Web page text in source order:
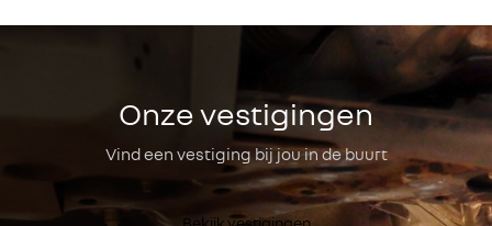
Onze vestigingen
Vind een vestiging bij jou in de buurt
Bekijk vestigingen